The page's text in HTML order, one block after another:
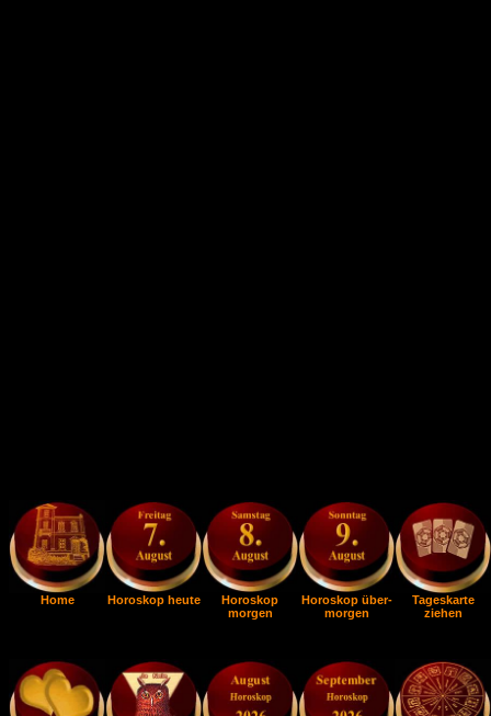
Home Horoskop heute
Horoskop
morgen
Horoskop über-
morgen
Tageskarte
ziehen